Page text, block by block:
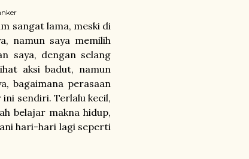
lama, meski di
namun saya memilih
saya, dengan selang
aksi badut, namun
bagaimana perasaan
sendiri. Terlalu kecil,
belajar makna hidup,
hari-hari lagi seperti